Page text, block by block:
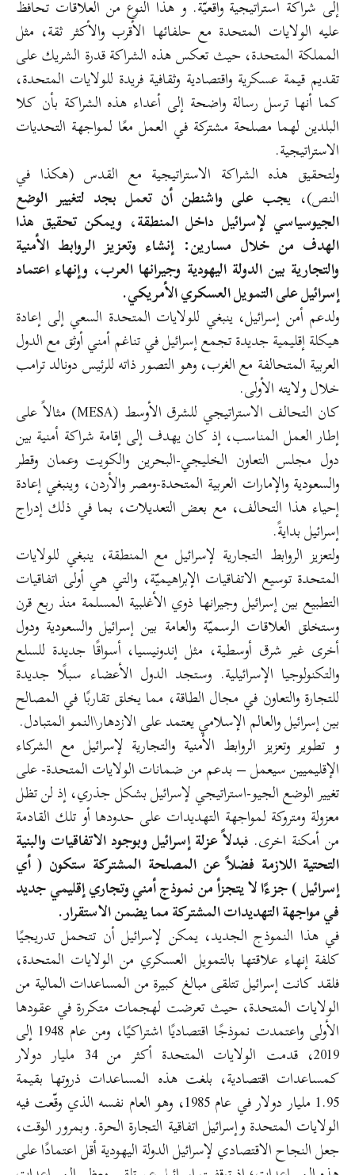
إلى شراكة استراتيجية واقعيّة. و هذا النوع من العلاقات تحافظ
عليه الولايات المتحدة مع حلفائها الأقرب والأكثر ثقة، مثل
المملكة المتحدة، حيث تعكس هذه الشراكة قدرة الشريك على
تقديم قيمة عسكرية واقتصادية وثقافية فريدة للولايات المتحدة،
كما أنها ترسل رسالة واضحة إلى أعداء هذه الشراكة بأن كلا
البلدين لهما مصلحة مشتركة في العمل معًا لمواجهة التحديات
الاستراتيجية.
ولتحقيق هذه الشراكة الاستراتيجية مع القدس (هكذا في
النص)، يجب على واشنطن أن تعمل بجد لتغيير الوضع
الجيوسياسي لإسرائيل داخل المنطقة، ويمكن تحقيق هذا
الهدف من خلال مسارين: إنشاء وتعزيز الروابط الأمنية
والتجارية بين الدولة اليهودية وجيرانها العرب، وإنهاء اعتماد
إسرائيل على التمويل العسكري الأمريكي.
ولدعم أمن إسرائيل، ينبغي للولايات المتحدة السعي إلى إعادة
هيكلة إقليمية جديدة تجمع إسرائيل في تناغم أمني أوثق مع الدول
العربية المتحالفة مع الغرب، وهو التصور ذاته للرئيس دونالد ترامب
خلال ولايته الأولى.
كان التحالف الاستراتيجي للشرق الأوسط (MESA) مثالاً على
إطار العمل المناسب، إذ كان يهدف إلى إقامة شراكة أمنية بين
دول مجلس التعاون الخليجي-البحرين والكويت وعمان وقطر
والسعودية والإمارات العربية المتحدة-ومصر والأردن، وينبغي إعادة
إحياء هذا التحالف، مع بعض التعديلات، بما في ذلك إدراج
إسرائيل بدايةً.
ولتعزيز الروابط التجارية لإسرائيل مع المنطقة، ينبغي للولايات
المتحدة توسيع الاتفاقيات الإبراهيميّة، والتي هي أولى اتفاقيات
التطبيع بين إسرائيل وجيرانها ذوي الأغلبية المسلمة منذ ربع قرن
وستخلق العلاقات الرسميّة والعامة بين إسرائيل والسعودية ودول
أخرى غير شرق أوسطية، مثل إندونيسيا، أسواقًا جديدة للسلع
والتكنولوجيا الإسرائيلية. وستجد الدول الأعضاء سبلًا جديدة
للتجارة والتعاون في مجال الطاقة، مما يخلق تقاربًا في المصالح
بين إسرائيل والعالم الإسلامي يعتمد على الازدهار\النمو المتبادل.
و تطوير وتعزيز الروابط الأمنية والتجارية لإسرائيل مع الشركاء
الإقليميين سيعمل – بدعم من ضمانات الولايات المتحدة- على
تغيير الوضع الجيو-استراتيجي لإسرائيل بشكل جذري، إذ لن تظل
معزولة ومتروكة لمواجهة التهديدات على حدودها أو تلك القادمة
من أمكنة اخرى. فبدلاً عزلة إسرائيل وبوجود الاتفاقيات والبنية
التحتية اللازمة فضلاً عن المصلحة المشتركة ستكون ( أي
إسرائيل ) جزءًا لا يتجزأ من نموذج أمني وتجاري إقليمي جديد
في مواجهة التهديدات المشتركة مما يضمن الاستقرار.
في هذا النموذج الجديد، يمكن لإسرائيل أن تتحمل تدريجيًا
كلفة إنهاء علاقتها بالتمويل العسكري من الولايات المتحدة،
فلقد كانت إسرائيل تتلقى مبالغ كبيرة من المساعدات المالية من
الولايات المتحدة، حيث تعرضت لهجمات متكررة في عقودها
الأولى واعتمدت نموذجًا اقتصاديًا اشتراكيًا، ومن عام 1948 إلى
2019، قدمت الولايات المتحدة أكثر من 34 مليار دولار
كمساعدات اقتصادية، بلغت هذه المساعدات ذروتها بقيمة
1.95 مليار دولار في عام 1985، وهو العام نفسه الذي وقّعت فيه
الولايات المتحدة وإسرائيل اتفاقية التجارة الحرة. وبمرور الوقت،
جعل النجاح الاقتصادي لإسرائيل الدولة اليهودية أقل اعتمادًا على